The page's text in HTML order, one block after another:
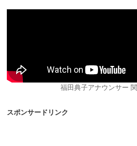
福田典子アナウンサー
スポンサードリンク